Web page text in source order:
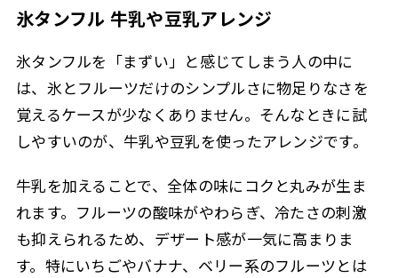
氷タンフル 牛乳や豆乳アレンジ
氷タンフルを「まずい」と感じてしまう人の中に
は、氷とフルーツだけのシンプルさに物足りなさを
覚えるケースが少なくありません。そんなときに試
しやすいのが、牛乳や豆乳を使ったアレンジです。
牛乳を加えることで、全体の味にコクと丸みが生ま
れます。フルーツの酸味がやわらぎ、冷たさの刺激
も抑えられるため、デザート感が一気に高まりま
す。特にいちごやバナナ、ベリー系のフルーツとは